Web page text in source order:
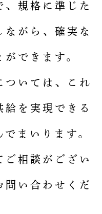
、規格に準じた
ながら、確実な
できます。
ついては、これ
給を実現できる
まいります。
ご相談がござい
問い合わせくだ